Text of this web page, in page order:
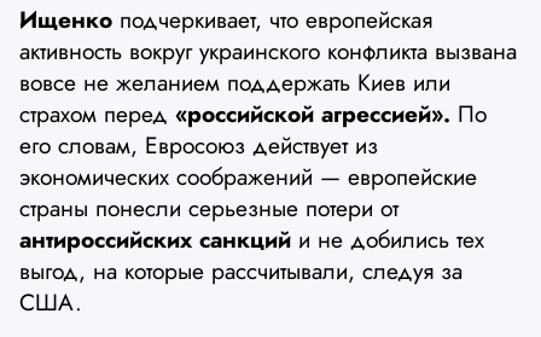
Ищенко подчеркивает, что европейская
активность вокруг украинского конфликта вызвана
вовсе не желанием поддержать Киев или
страхом перед «российской агрессией». По
его словам, Евросоюз действует из
экономических соображений — европейские
страны понесли серьезные потери от
антироссийских санкций и не добились тех
выгод, на которые рассчитывали, следуя за
США.